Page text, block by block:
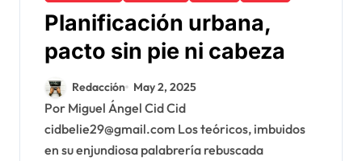
Planificación urbana,
pacto sin pie ni cabeza
Redacción May 2, 2025
Por Miguel Ángel Cid Cid
cidbelie29@gmail.com Los teóricos, imbuidos
en su enjundiosa palabrería rebuscada